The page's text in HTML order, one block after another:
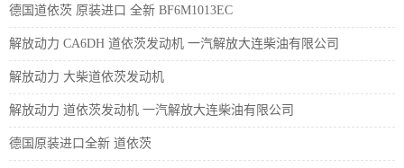
德国道依茨 原装进口 全新 BF6M1013EC
解放动力 CA6DH 道依茨发动机 一汽解放大连柴油有限公司
解放动力 大柴道依茨发动机
解放动力 道依茨发动机 一汽解放大连柴油有限公司
德国原装进口全新 道依茨